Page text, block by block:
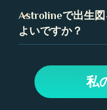
っており、Astrolineで
ことができます。
アセンダント、つまり
東の地平線上に昇って
は、アセンダントはあ
Astrolineで出生図
よいですか？
成します。次に、「出
解釈を表示します。
ハウス、毎日の通過な
私